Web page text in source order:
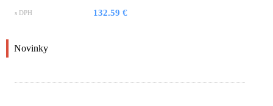
s DPH 132.59 €
Novinky